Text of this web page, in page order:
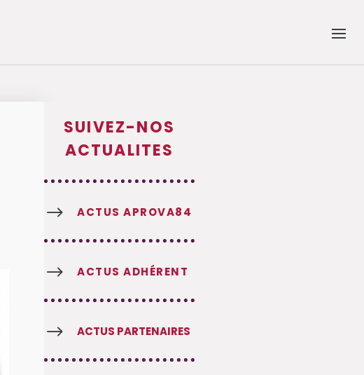
SUIVEZ-NOS
ACTUALITES
$ ACTUS APROVA84
$ ACTUS ADHÉRENT
$ ACTUS PARTENAIRES